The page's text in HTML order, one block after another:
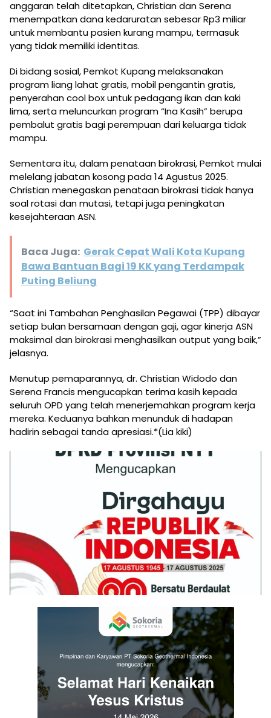
anggaran telah ditetapkan, Christian dan Serena
menempatkan dana kedaruratan sebesar Rp3 miliar
untuk membantu pasien kurang mampu, termasuk
yang tidak memiliki identitas.
Di bidang sosial, Pemkot Kupang melaksanakan
program liang lahat gratis, mobil pengantin gratis,
penyerahan cool box untuk pedagang ikan dan kaki
lima, serta meluncurkan program “Ina Kasih” berupa
pembalut gratis bagi perempuan dari keluarga tidak
mampu.
Sementara itu, dalam penataan birokrasi, Pemkot mulai
melelang jabatan kosong pada 14 Agustus 2025.
Christian menegaskan penataan birokrasi tidak hanya
soal rotasi dan mutasi, tetapi juga peningkatan
kesejahteraan ASN.
Baca Juga: Gerak Cepat Wali Kota Kupang
Bawa Bantuan Bagi 19 KK yang Terdampak
Puting Beliung
“Saat ini Tambahan Penghasilan Pegawai (TPP) dibayar
setiap bulan bersamaan dengan gaji, agar kinerja ASN
maksimal dan birokrasi menghasilkan output yang baik,”
jelasnya.
Menutup pemaparannya, dr. Christian Widodo dan
Serena Francis mengucapkan terima kasih kepada
seluruh OPD yang telah menerjemahkan program kerja
mereka. Keduanya bahkan menunduk di hadapan
hadirin sebagai tanda apresiasi.*(Lia kiki)